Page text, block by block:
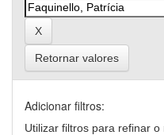
Retornar valores
Adicionar filtros:
Utilizar filtros para refinar o